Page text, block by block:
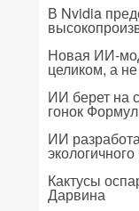
В Nvidia
Новая ИИ-
целиком, а
ИИ берет на
гонок
ИИ
Кактусы
Дарвина